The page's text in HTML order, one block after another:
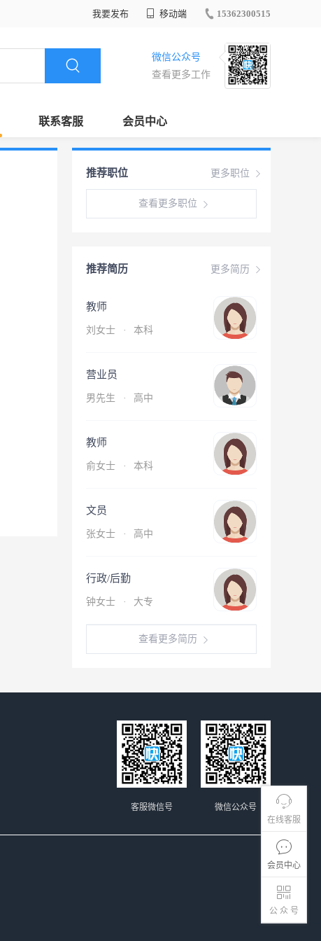
我要发布 移动端 15362300515
微信公众号
查看更多工作
联系客服 会员中心
在线客服
会员中心
公 众 号
更多职位
推荐职位
查看更多职位
更多简历
推荐简历
教师
刘女士 · 本科
营业员
男先生 · 高中
教师
俞女士 · 本科
文员
张女士 · 高中
行政/后勤
钟女士 · 大专
查看更多简历
微信公众号
客服微信号